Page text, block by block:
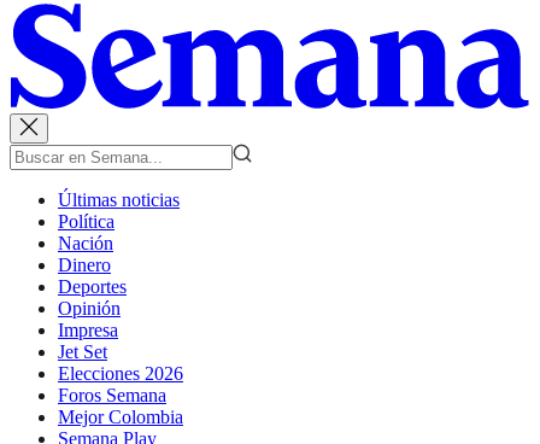
Últimas noticias
Política
Nación
Dinero
Deportes
Opinión
Impresa
Jet Set
Elecciones 2026
Foros Semana
Mejor Colombia
Semana Play